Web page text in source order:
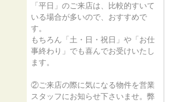
「平日」のご来店は、比較的すいて
いる場合が多いので、おすすめで
す。
もちろん「土・日・祝日」や「お仕
事終わり」でも喜んでお受けいたし
ます。
②ご来店の際に気になる物件を営業
スタッフにお知らせ下さいませ。弊